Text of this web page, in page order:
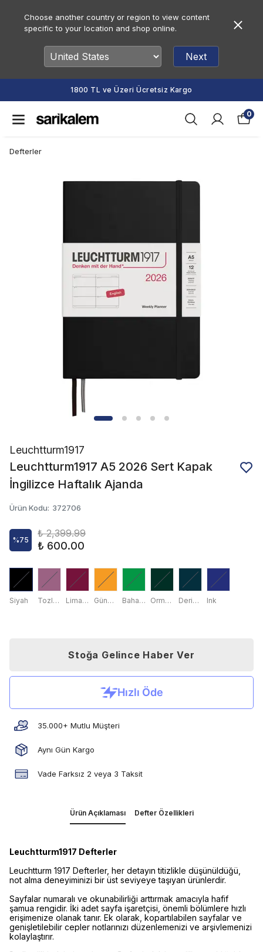
Choose another country or region to view content
specific to your location and shop online.
Next
1800 TL ve Üzeri Ücretsiz Kargo
0
Defterler
Leuchtturm1917
Leuchtturm1917 A5 2026 Sert Kapak
İngilizce Haftalık Ajanda
Ürün Kodu: 372706
%75
₺ 2,399.99
₺ 600.00
Siyah Tozlu Gül Liman Kırmızısı Gündoğumu Sarısı Bahar Yaprağı Orman Yeşili Derin Deniz Ink
Stoğa Gelince Haber Ver
35.000+ Mutlu Müşteri
Aynı Gün Kargo
Vade Farksız 2 veya 3 Taksit
Ürün Açıklaması Defter Özellikleri
Leuchtturm1917 Defterler
Leuchtturm 1917 Defterler, her detayın titizlikle düşünüldüğü,
not alma deneyiminizi bir üst seviyeye taşıyan ürünlerdir.
Sayfalar numaralı ve okunabilirliği arttırmak amacıyla hafif
şamua rengidir. İki adet sayfa işaretçisi, önemli bölümlere hızlı
erişimenize olanak tanır. Ek olarak, kopartılabilen sayfalar ve
genişletilebilir cepler notlarınızı düzenlemenizi ve arşivlemenizi
kolaylaştırır.